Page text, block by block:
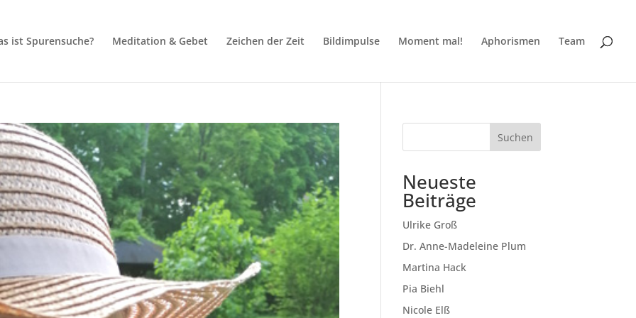
ist Spurensuche? Meditation & Gebet Zeichen der Zeit Bildimpulse Moment mal! Aphorismen Team
Suchen
Neueste
Beiträge
Ulrike Groß
Dr. Anne-Madeleine Plum
Martina Hack
Pia Biehl
Nicole Elß